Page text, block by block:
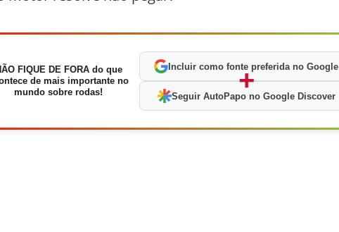
FIQUE DE FORA do que
de mais importante no
mundo sobre rodas!
Incluir como fonte preferida no Google
+
Seguir AutoPapo no Google Discover